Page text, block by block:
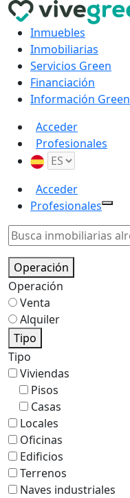
Inmuebles
Inmobiliarias
Servicios Green
Financiación
Información Green
Acceder
Profesionales
Acceder
Profesionales
Operación
Operación
Venta
Alquiler
Tipo
Tipo
Viviendas
Pisos
Casas
Locales
Oficinas
Edificios
Terrenos
Naves industriales